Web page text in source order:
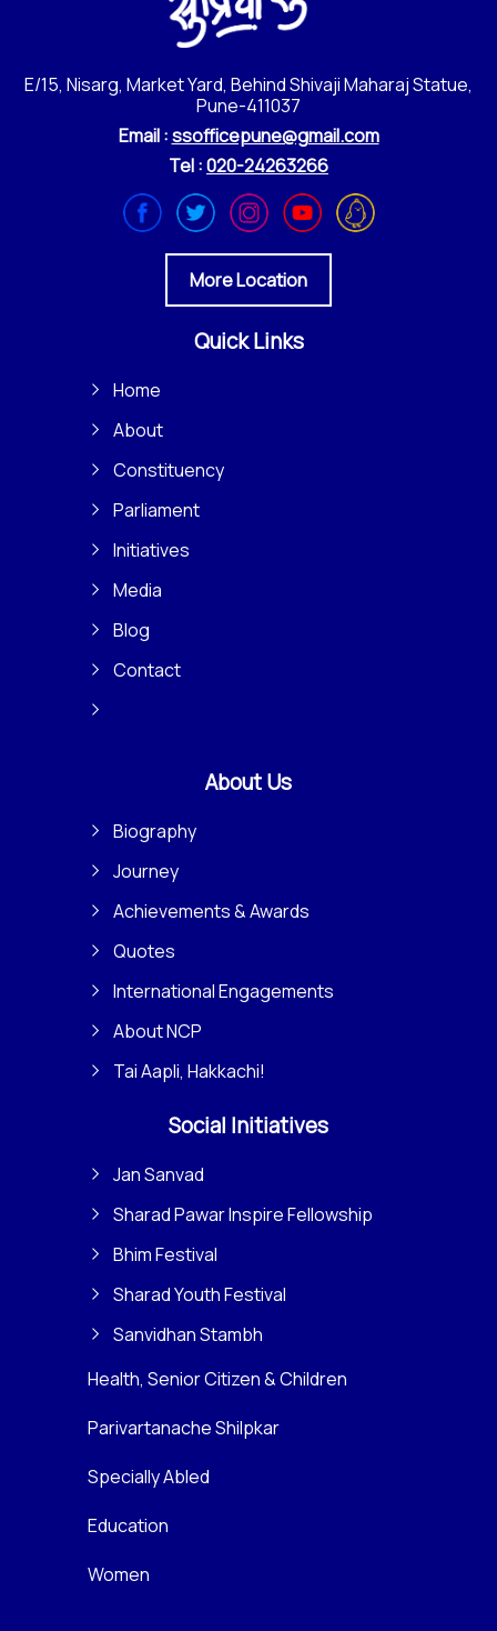
E/15, Nisarg, Market Yard, Behind Shivaji Maharaj Statue,
Pune-411037
Email :ssofficepune@gmail.com
Tel :020-24263266
More Location
Quick Links
Home
About
Constituency
Parliament
Initiatives
Media
Blog
Contact
About Us
Biography
Journey
Achievements & Awards
Quotes
International Engagements
About NCP
Tai Aapli, Hakkachi!
Social Initiatives
Jan Sanvad
Sharad Pawar Inspire Fellowship
Bhim Festival
Sharad Youth Festival
Sanvidhan Stambh
Health, Senior Citizen & Children
Parivartanache Shilpkar
Specially Abled
Education
Women